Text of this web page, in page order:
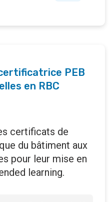
PEB
en RBC
certificats de
du bâtiment aux
pour leur mise en
learning.